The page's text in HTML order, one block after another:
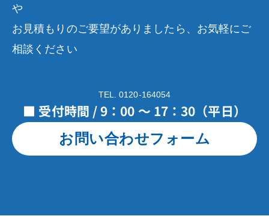
や
お見積もりのご要望がありましたら、お気軽にご
相談ください
TEL. 0120-164054
■ 受付時間 / 9：00 ～ 17：30（平日）
お問い合わせフォーム